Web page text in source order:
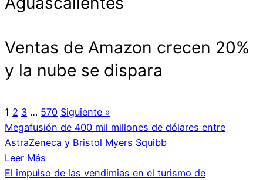
Ventas de Amazon crecen 20%
y la nube se dispara
1 2 3 … 570 Siguiente »
Megafusión de 400 mil millones de dólares entre
AstraZeneca y Bristol Myers Squibb
Leer Más
El impulso de las vendimias en el turismo de